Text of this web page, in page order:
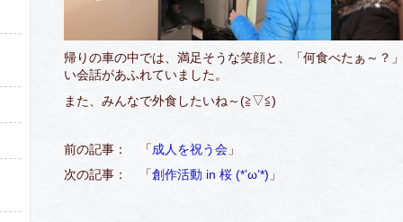
帰りの車の中では、満足そうな笑顔と、「何食べたぁ～？
い会話があふれていました。
また、みんなで外食したいね～(≧▽≦)
前の記事： 「成人を祝う会 」
次の記事： 「創作活動 in 桜 (*’ω’*) 」